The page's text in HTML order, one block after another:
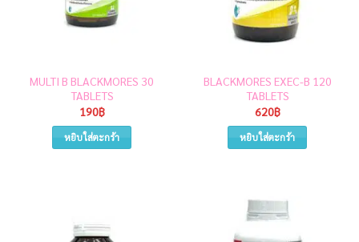
MULTI B BLACKMORES 30
TABLETS
190฿
หยิบใส่ตะกร้า
BLACKMORES EXEC-B 120
TABLETS
620฿
หยิบใส่ตะกร้า